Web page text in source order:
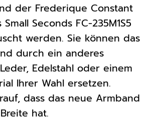
der Frederique Constant
Seconds FC-235M1S5
werden. Sie können das
durch ein anderes
Edelstahl oder einem
Ihrer Wahl ersetzen.
dass das neue Armband
hat.